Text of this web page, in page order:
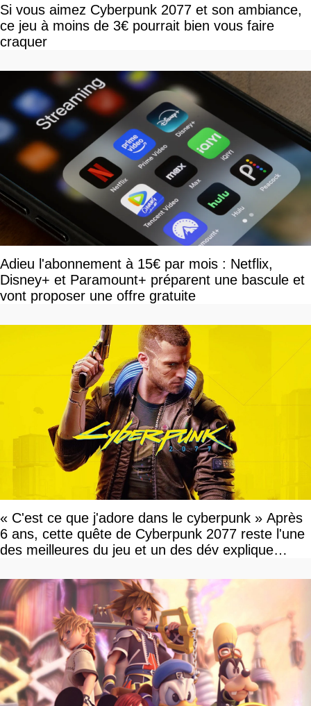
Si vous aimez Cyberpunk 2077 et son ambiance,
ce jeu à moins de 3€ pourrait bien vous faire
craquer
Adieu l'abonnement à 15€ par mois : Netflix,
Disney+ et Paramount+ préparent une bascule et
vont proposer une offre gratuite
« C'est ce que j'adore dans le cyberpunk » Après
6 ans, cette quête de Cyberpunk 2077 reste l'une
des meilleures du jeu et un des dév explique